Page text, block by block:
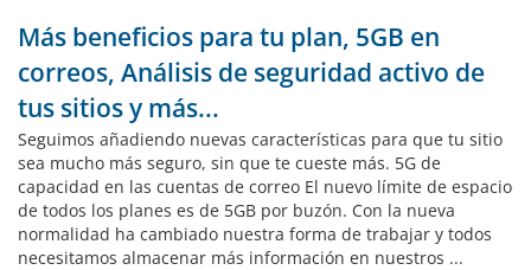
Más beneficios para tu plan, 5GB en
correos, Análisis de seguridad activo de
tus sitios y más...
Seguimos añadiendo nuevas características para que tu sitio
sea mucho más seguro, sin que te cueste más. 5G de
capacidad en las cuentas de correo El nuevo límite de espacio
de todos los planes es de 5GB por buzón. Con la nueva
normalidad ha cambiado nuestra forma de trabajar y todos
necesitamos almacenar más información en nuestros ...